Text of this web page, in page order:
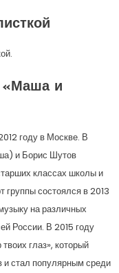
«Маша и
году в Москве. В
и Борис Шутов
классах школы и
группы состоялся в 2013
на различных
России. В 2015 году
глаз», который
и стал популярным среди